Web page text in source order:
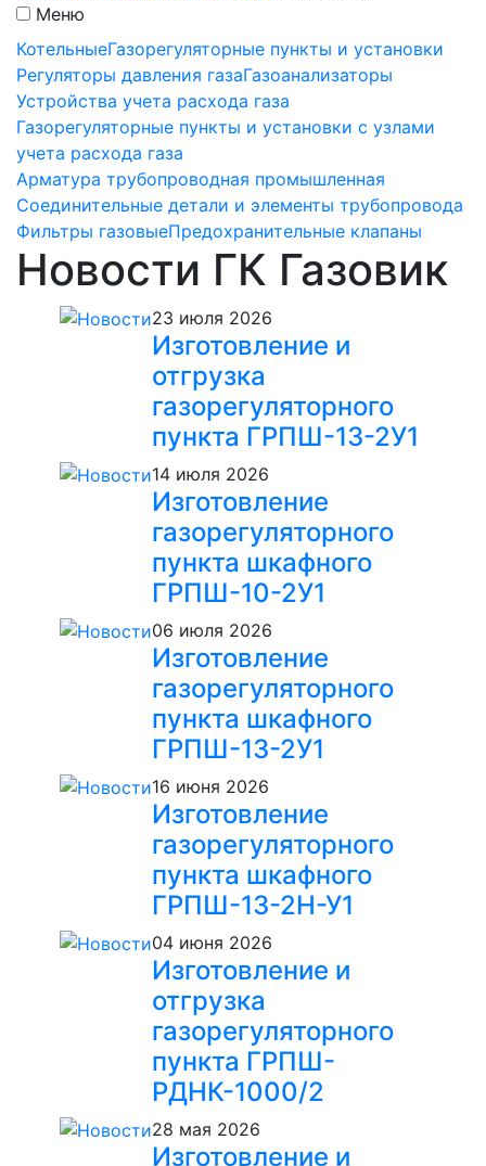
Меню
КотельныеГазорегуляторные пункты и установки
Регуляторы давления газаГазоанализаторы
Устройства учета расхода газа
Газорегуляторные пункты и установки с узлами
учета расхода газа
Арматура трубопроводная промышленная
Соединительные детали и элементы трубопровода
Фильтры газовыеПредохранительные клапаны
Новости ГК Газовик
23 июля 2026
Изготовление и
отгрузка
газорегуляторного
пункта ГРПШ-13-2У1
14 июля 2026
Изготовление
газорегуляторного
пункта шкафного
ГРПШ-10-2У1
06 июля 2026
Изготовление
газорегуляторного
пункта шкафного
ГРПШ-13-2У1
16 июня 2026
Изготовление
газорегуляторного
пункта шкафного
ГРПШ-13-2Н-У1
04 июня 2026
Изготовление и
отгрузка
газорегуляторного
пункта ГРПШ-
РДНК-1000/2
28 мая 2026
Изготовление и